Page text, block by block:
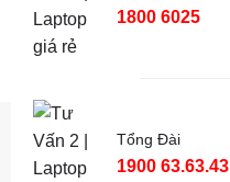
1800 6025
Tổng Đài
1900 63.63.43